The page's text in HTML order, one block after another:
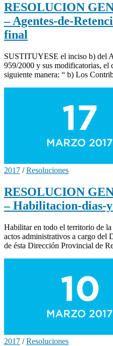
RESOLUCION
– Agentes-de-
final
SUSTITUYESE el inciso b) del
959/2000 y sus modificatorias, el
siguiente manera: “ b) Los
2017 /Resoluciones
RESOLUCION
– Habilitacion-dias-
Habilitar en todo el territorio de
actos administrativos a cargo del
de ésta Dirección Provincial de
2017 /Resoluciones